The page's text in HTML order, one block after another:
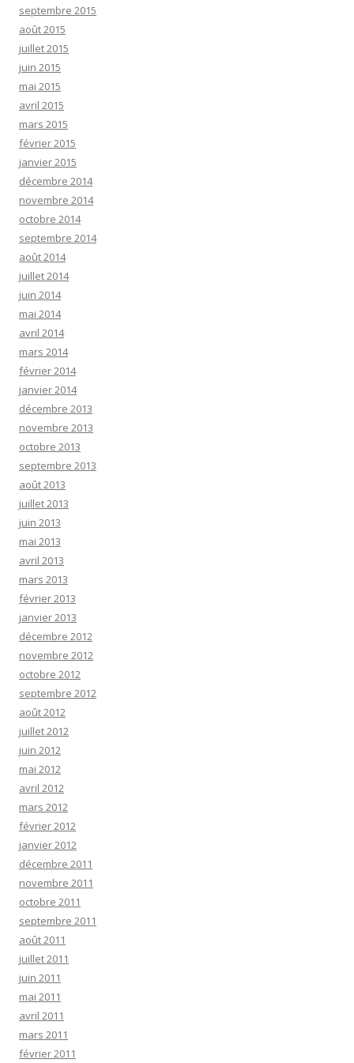
septembre 2015
août 2015
juillet 2015
juin 2015
mai 2015
avril 2015
mars 2015
février 2015
janvier 2015
décembre 2014
novembre 2014
octobre 2014
septembre 2014
août 2014
juillet 2014
juin 2014
mai 2014
avril 2014
mars 2014
février 2014
janvier 2014
décembre 2013
novembre 2013
octobre 2013
septembre 2013
août 2013
juillet 2013
juin 2013
mai 2013
avril 2013
mars 2013
février 2013
janvier 2013
décembre 2012
novembre 2012
octobre 2012
septembre 2012
août 2012
juillet 2012
juin 2012
mai 2012
avril 2012
mars 2012
février 2012
janvier 2012
décembre 2011
novembre 2011
octobre 2011
septembre 2011
août 2011
juillet 2011
juin 2011
mai 2011
avril 2011
mars 2011
février 2011